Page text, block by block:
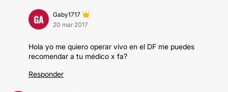
GA
Gaby1717
20 mar 2017
Hola yo me quiero operar vivo en el DF me puedes
recomendar a tu médico x fa?
Responder